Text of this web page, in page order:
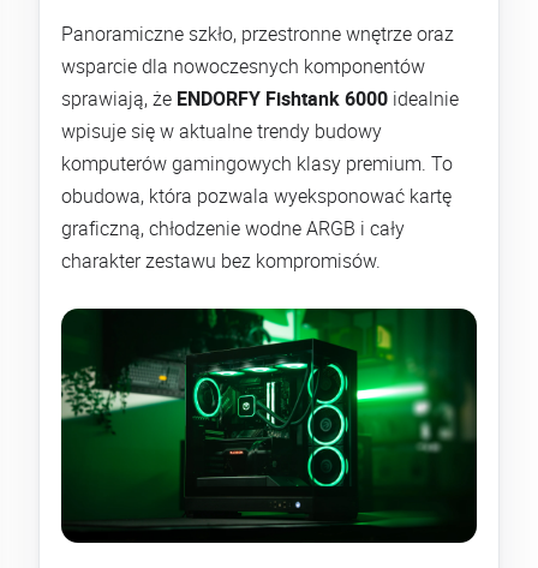
Panoramiczne szkło, przestronne wnętrze oraz
wsparcie dla nowoczesnych komponentów
sprawiają, że ENDORFY Fishtank 6000 idealnie
wpisuje się w aktualne trendy budowy
komputerów gamingowych klasy premium. To
obudowa, która pozwala wyeksponować kartę
graficzną, chłodzenie wodne ARGB i cały
charakter zestawu bez kompromisów.